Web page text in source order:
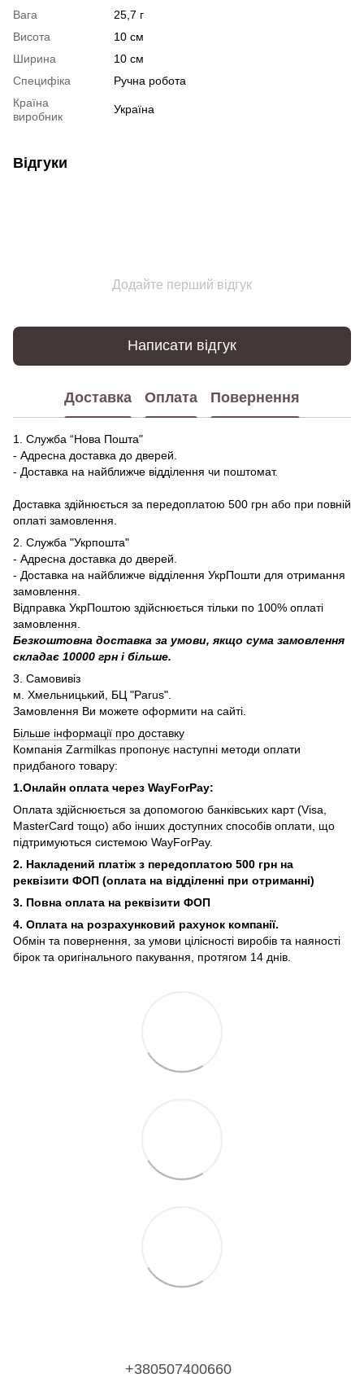
Вага
25,7 г
Висота
10 см
Ширина
10 см
Специфіка
Ручна робота
Країна
виробник
Україна
Відгуки
Додайте перший відгук
Написати відгук
Доставка Оплата Повернення
1. Служба “Нова Пошта"
- Адресна доставка до дверей.
- Доставка на найближче відділення чи поштомат.
Доставка здійнюється за передоплатою 500 грн або при повній
оплаті замовлення.
2. Служба "Укрпошта"
- Адресна доставка до дверей.
- Доставка на найближче відділення УкрПошти для отримання
замовлення.
Відправка УкрПоштою здійснюється тільки по 100% оплаті
замовлення.
Безкоштовна доставка за умови, якщо сума замовлення
складає 10000 грн і більше.
3. Самовивіз
м. Хмельницький, БЦ "Parus".
Замовлення Ви можете оформити на сайті.
Більше інформації про доставку
Компанія Zarmilkas пропонує наступні методи оплати
придбаного товару:
1.Онлайн оплата через WayForPay:
Оплата здійснюється за допомогою банківських карт (Visa,
MasterCard тощо) або інших доступних способів оплати, що
підтримуються системою WayForPay.
2. Накладений платіж з передоплатою 500 грн на
реквізити ФОП (оплата на відділенні при отриманні)
3. Повна оплата на реквізити ФОП
4. Оплата на розрахунковий рахунок компанії.
Обмін та повернення, за умови цілісності виробів та наяності
бірок та оригінального пакування, протягом 14 днів.
+380507400660